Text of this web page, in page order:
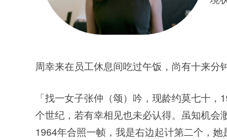
周幸来在员工休息间吃过午饭，尚有十来分
「找一女子张仲（颂）吟，现龄约莫七十
个世纪，若有幸相见也未必认得。虽知机会
1964年合照一帧，我是右边起计第二个，